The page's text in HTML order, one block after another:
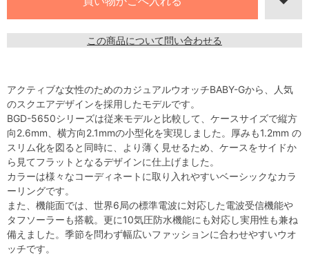
この商品について問い合わせる
アクティブな女性のためのカジュアルウオッチBABY-Gから、人気
のスクエアデザインを採用したモデルです。
BGD-5650シリーズは従来モデルと比較して、ケースサイズで縦方
向2.6mm、横方向2.1mmの小型化を実現しました。厚みも1.2mm の
スリム化を図ると同時に、より薄く見せるため、ケースをサイドか
ら見てフラットとなるデザインに仕上げました。
カラーは様々なコーディネートに取り入れやすいベーシックなカラ
ーリングです。
また、機能面では、世界6局の標準電波に対応した電波受信機能や
タフソーラーも搭載。更に10気圧防水機能にも対応し実用性も兼ね
備えました。季節を問わず幅広いファッションに合わせやすいウオ
ッチです。